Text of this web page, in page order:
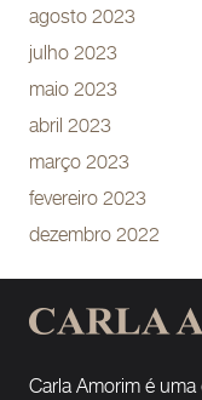
agosto 2023
julho 2023
maio 2023
abril 2023
março 2023
fevereiro 2023
dezembro 2022
Carla Amorim é